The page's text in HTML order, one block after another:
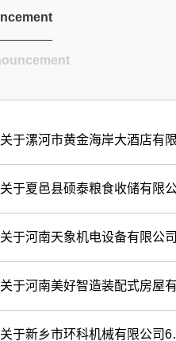
河南资产